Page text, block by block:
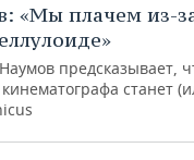
«Мы плачем из-
предсказывает,
станет